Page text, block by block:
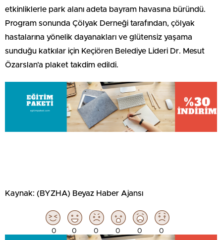
etkinliklerle park alanı adeta bayram havasına büründü.
Program sonunda Çölyak Derneği tarafından, çölyak
hastalarına yönelik dayanakları ve glütensiz yaşama
sunduğu katkılar için Keçiören Belediye Lideri Dr. Mesut
Özarslan’a plaket takdim edildi.
Kaynak: (BYZHA) Beyaz Haber Ajansı
0 0 0 0 0 0